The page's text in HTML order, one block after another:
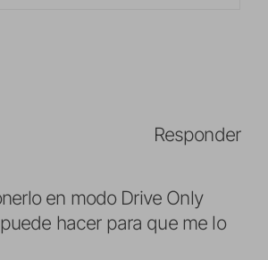
en modo Drive Only
hacer para que me lo
Responder